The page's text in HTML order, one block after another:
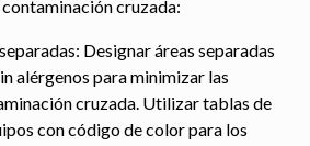
cruzada:
Designar áreas separadas
alérgenos para minimizar las
cruzada. Utilizar tablas de
con código de color para los